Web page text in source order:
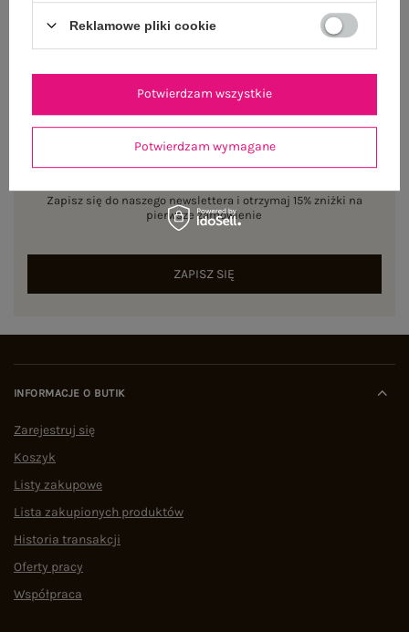
NEWSLETTER
Zapisz się do naszego newslettera i otrzymaj 15% zniżki na
pierwsze zamówienie
ZAPISZ SIĘ
INFORMACJE O BUTIK
Zarejestruj się
Koszyk
Listy zakupowe
Lista zakupionych produktów
Historia transakcji
Oferty pracy
Współpraca
Reklamowe pliki cookie
Potwierdzam wymagane
Potwierdzam wszystkie